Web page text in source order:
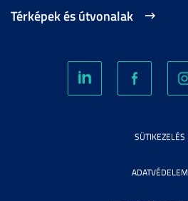
Térképek és útvonalak
SÜTIKEZELÉS
ADATVÉDELEM